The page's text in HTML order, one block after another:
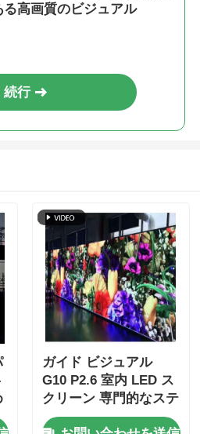
る高画質のビジュアル
続行
ガイド ビジュアル
G10 P2.6 室内 LED ス
クリーン 専門的なステ
ージアプリケーション